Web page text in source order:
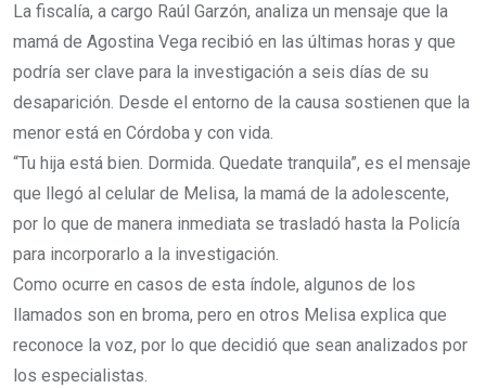
La fiscalía, a cargo Raúl Garzón, analiza un mensaje que la
mamá de Agostina Vega recibió en las últimas horas y que
podría ser clave para la investigación a seis días de su
desaparición. Desde el entorno de la causa sostienen que la
menor está en Córdoba y con vida.
“Tu hija está bien. Dormida. Quedate tranquila”, es el mensaje
que llegó al celular de Melisa, la mamá de la adolescente,
por lo que de manera inmediata se trasladó hasta la Policía
para incorporarlo a la investigación.
Como ocurre en casos de esta índole, algunos de los
llamados son en broma, pero en otros Melisa explica que
reconoce la voz, por lo que decidió que sean analizados por
los especialistas.